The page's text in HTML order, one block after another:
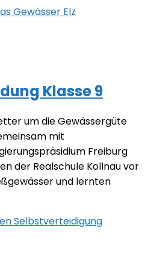
Klasse 9
um die Gewässergüte
mit
Freiburg
der Realschule Kollnau vor
und lernten